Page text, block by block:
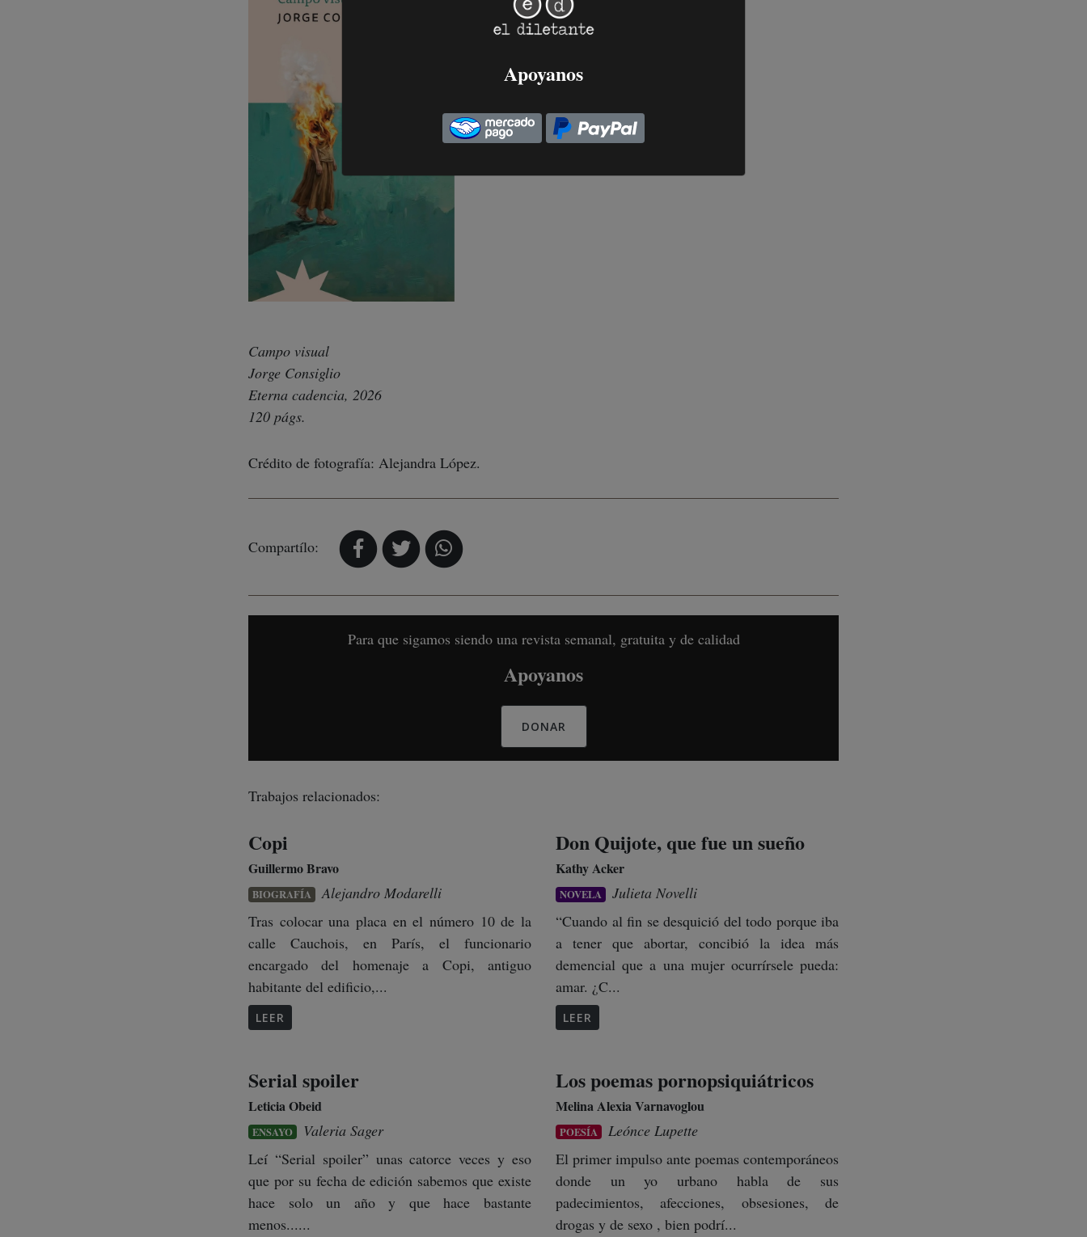
Campo visual
Jorge Consiglio
Eterna cadencia, 2026
120 págs.
Crédito de fotografía: Alejandra López.
Compartílo:
Para que sigamos siendo una revista semanal, gratuita y de calidad
Apoyanos
DONAR
Trabajos relacionados:
Copi
Guillermo Bravo
BIOGRAFÍA
Alejandro Modarelli
Tras colocar una placa en el número 10 de la
calle Cauchois, en París, el funcionario
encargado del homenaje a Copi, antiguo
habitante del edificio,...
LEER
Don Quijote, que fue un sueño
Kathy Acker
NOVELA
Julieta Novelli
“Cuando al fin se desquició del todo porque iba
a tener que abortar, concibió la idea más
demencial que a una mujer ocurrírsele pueda:
amar. ¿C...
LEER
Serial spoiler
Leticia Obeid
ENSAYO
Valeria Sager
Leí “Serial spoiler” unas catorce veces y eso
que por su fecha de edición sabemos que existe
hace solo un año y que hace bastante
menos......
Los poemas pornopsiquiátricos
Melina Alexia Varnavoglou
POESÍA
Leónce Lupette
El primer impulso ante poemas contemporáneos
donde un yo urbano habla de sus
padecimientos, afecciones, obsesiones, de
drogas y de sexo , bien podrí...
Apoyanos